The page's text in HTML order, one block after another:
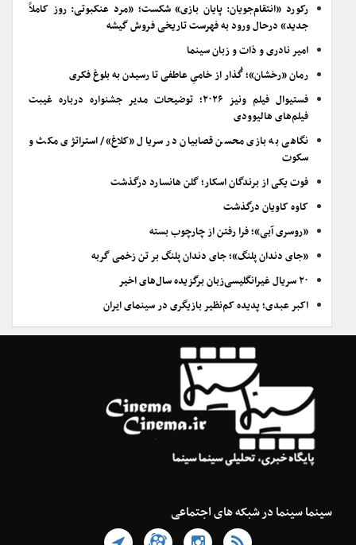
رکورد «انتقام‌جویان: پایان بازی» شکست؛ «مرد عنکبوتی: روز کاملاً
جدید» درحال ورود به فهرست تاریخی فروش گیشه
امیر نادری و ذات و زبان سینما
رمان «رخشان»؛ گُذار از خامیِ عاطفی تا رسیدن به بلوغ فکری
فستیوال فیلم ونیز ۲۰۲۶؛ توضیحات مدیر جشنواره درباره غیبت
فیلم‌های هالیوودی
نگاهی به بازی محسن قصابیان در سریال «کلاغ»/ استراتژی مکث و
سکوت
فوت یکی از برندگان اسکار؛ گلن هانسارد درگذشت
کاوه کاویان درگذشت
«روسری آبی»؛ فرا رفتن از چارچوب بسته
«جای دندان پلنگ»؛ جای دندان پلنگ بر تن زخمی گربه
۲۰ سریال غیرانگلیسی‌زبان برگزیده سال‌های اخیر
اکبر عبدی؛ پدیده کم‌نظیر بازیگری در سینمای ایران
سینما سینما در شبکه های اجتماعی